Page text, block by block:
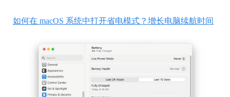
如何在 macOS 系统中打开省电模式？增长电脑续航时间